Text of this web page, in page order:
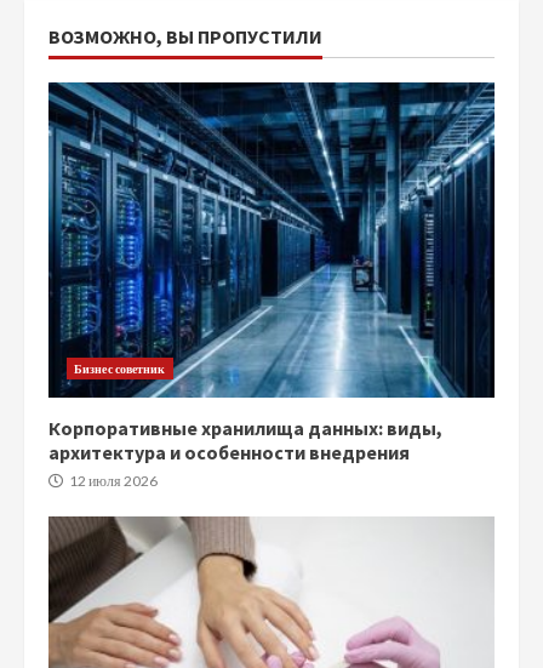
ВОЗМОЖНО, ВЫ ПРОПУСТИЛИ
Бизнес советник
Корпоративные хранилища данных: виды,
архитектура и особенности внедрения
12 июля 2026